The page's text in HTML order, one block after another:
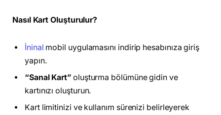
Nasıl Kart Oluşturulur?
İninal mobil uygulamasını indirip hesabınıza giriş
yapın.
“Sanal Kart” oluşturma bölümüne gidin ve
kartınızı oluşturun.
Kart limitinizi ve kullanım sürenizi belirleyerek